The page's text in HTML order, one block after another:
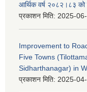
आर्थिक वर्ष २०८२।८३
प्रकाशन मिति: 2025-
Improvement to
Five Towns
Sidharthanagar) in
प्रकाशन मिति: 2025-